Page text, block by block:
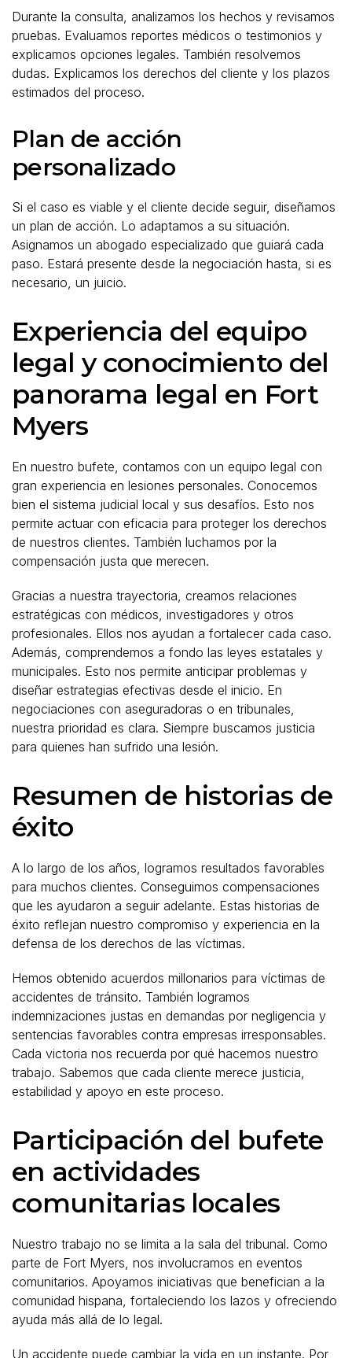
Durante la consulta, analizamos los hechos y revisamos
pruebas. Evaluamos reportes médicos o testimonios y
explicamos opciones legales. También resolvemos
dudas. Explicamos los derechos del cliente y los plazos
estimados del proceso.
Plan de acción
personalizado
Si el caso es viable y el cliente decide seguir, diseñamos
un plan de acción. Lo adaptamos a su situación.
Asignamos un abogado especializado que guiará cada
paso. Estará presente desde la negociación hasta, si es
necesario, un juicio.
Experiencia del equipo
legal y conocimiento del
panorama legal en Fort
Myers
En nuestro bufete, contamos con un equipo legal con
gran experiencia en lesiones personales. Conocemos
bien el sistema judicial local y sus desafíos. Esto nos
permite actuar con eficacia para proteger los derechos
de nuestros clientes. También luchamos por la
compensación justa que merecen.
Gracias a nuestra trayectoria, creamos relaciones
estratégicas con médicos, investigadores y otros
profesionales. Ellos nos ayudan a fortalecer cada caso.
Además, comprendemos a fondo las leyes estatales y
municipales. Esto nos permite anticipar problemas y
diseñar estrategias efectivas desde el inicio. En
negociaciones con aseguradoras o en tribunales,
nuestra prioridad es clara. Siempre buscamos justicia
para quienes han sufrido una lesión.
Resumen de historias de
éxito
A lo largo de los años, logramos resultados favorables
para muchos clientes. Conseguimos compensaciones
que les ayudaron a seguir adelante. Estas historias de
éxito reflejan nuestro compromiso y experiencia en la
defensa de los derechos de las víctimas.
Hemos obtenido acuerdos millonarios para víctimas de
accidentes de tránsito. También logramos
indemnizaciones justas en demandas por negligencia y
sentencias favorables contra empresas irresponsables.
Cada victoria nos recuerda por qué hacemos nuestro
trabajo. Sabemos que cada cliente merece justicia,
estabilidad y apoyo en este proceso.
Participación del bufete
en actividades
comunitarias locales
Nuestro trabajo no se limita a la sala del tribunal. Como
parte de Fort Myers, nos involucramos en eventos
comunitarios. Apoyamos iniciativas que benefician a la
comunidad hispana, fortaleciendo los lazos y ofreciendo
ayuda más allá de lo legal.
Un accidente puede cambiar la vida en un instante. Por